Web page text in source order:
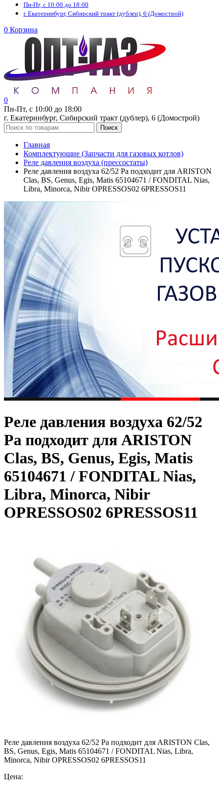
Пн-Пт, с 10:00 до 18:00
г. Екатеринбург, Сибирский тракт (дублер), 6 (Домострой)
0 Корзина
0
Пн-Пт, с 10:00 до 18:00
г. Екатеринбург, Сибирский тракт (дублер), 6 (Домострой)
Поиск
Главная
Комплектующие (Запчасти для газовых котлов)
Реле давления воздуха (прессостаты)
Реле давления воздуха 62/52 Pa подходит для ARISTON
Clas, BS, Genus, Egis, Matis 65104671 / FONDITAL Nias,
Libra, Minorca, Nibir OPRESSOS02 6PRESSOS11
Реле давления воздуха 62/52
Pa подходит для ARISTON
Clas, BS, Genus, Egis, Matis
65104671 / FONDITAL Nias,
Libra, Minorca, Nibir
OPRESSOS02 6PRESSOS11
Реле давления воздуха 62/52 Pa подходит для ARISTON Clas,
BS, Genus, Egis, Matis 65104671 / FONDITAL Nias, Libra,
Minorca, Nibir OPRESSOS02 6PRESSOS11
Цена: